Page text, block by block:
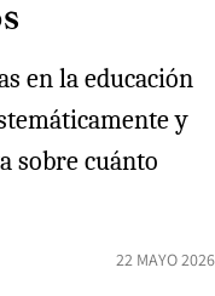
en la educación
y
sobre cuánto
22 MAYO 2026